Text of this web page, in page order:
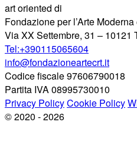
art oriented di
Fondazione per l’Arte
Via XX Settembre, 31 – 10121
Tel:+390115065604
info@fondazioneartecrt.it
Codice fiscale 97606790018
Partita IVA 08995730010
Privacy PolicyCookie Policy
© 2020 - 2026